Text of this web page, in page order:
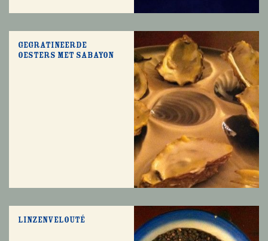
Gegratineerde
oesters met sabayon
Linzenvelouté